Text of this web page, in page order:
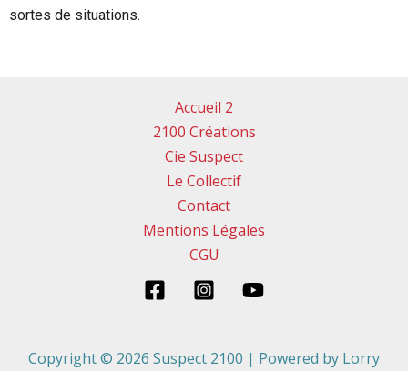
sortes de situations.
Accueil 2
2100 Créations
Cie Suspect
Le Collectif
Contact
Mentions Légales
CGU
Copyright © 2026 Suspect 2100 | Powered by Lorry